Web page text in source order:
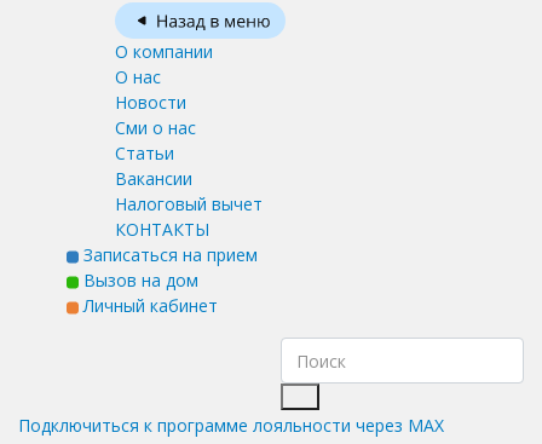
О компании
О нас
Новости
Сми о нас
Статьи
Вакансии
Налоговый вычет
КОНТАКТЫ
Записаться на прием
Вызов на дом
Личный кабинет
Подключиться к программе лояльности через MAX